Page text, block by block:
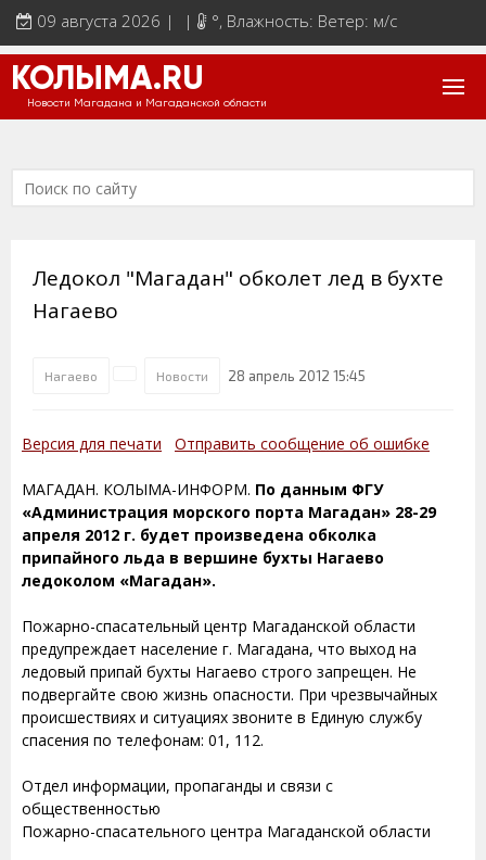
09 августа 2026 | | °, Влажность: Ветер: м/с
КОЛЫМА.RU
Новости Магадана и Магаданской области
Ледокол "Магадан" обколет лед в бухте
Нагаево
Нагаево Новости 28 апрель 2012 15:45
Версия для печати Отправить сообщение об ошибке
МАГАДАН. КОЛЫМА-ИНФОРМ. По данным ФГУ
«Администрация морского порта Магадан» 28-29
апреля 2012 г. будет произведена обколка
припайного льда в вершине бухты Нагаево
ледоколом «Магадан».
Пожарно-спасательный центр Магаданской области
предупреждает население г. Магадана, что выход на
ледовый припай бухты Нагаево строго запрещен. Не
подвергайте свою жизнь опасности. При чрезвычайных
происшествиях и ситуациях звоните в Единую службу
спасения по телефонам: 01, 112.
Отдел информации, пропаганды и связи с
общественностью
Пожарно-спасательного центра Магаданской области